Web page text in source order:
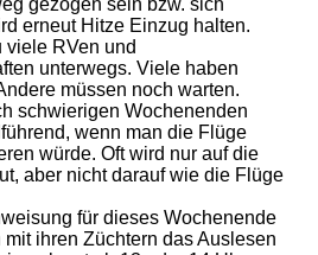
gezogen sein bzw. sich
erneut Hitze Einzug halten.
viele RVen und
unterwegs. Viele haben
müssen noch warten.
schwierigen Wochenenden
wenn man die Flüge
würde. Oft wird nur auf die
aber nicht darauf wie die Flüge
für dieses Wochenende
ihren Züchtern das Auslesen